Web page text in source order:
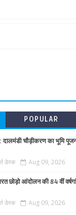
POPULAR
: दालमंडी चौड़ीकरण का भूमि
डेस्क Aug 09, 2026
छोड़ो आंदोलन की 84 वीं
डेस्क Aug 09, 2026